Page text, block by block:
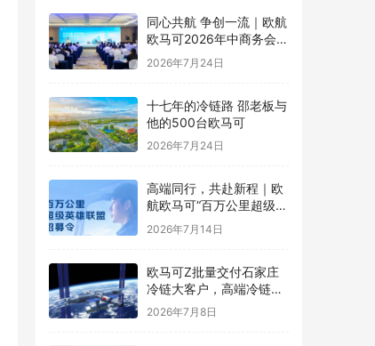
同心共航 争创一流｜欧航
欧马可2026年中商务会暨
战略研讨会圆满召开
2026年7月24日
十七年的冷链路 邵老板与
他的500台欧马可
2026年7月24日
高端同行，共赴新程｜欧
航欧马可“百万公里超级英
雄联盟”全球招募正式启动
2026年7月14日
欧马可Z批量交付石家庄
冷链大客户，高端冷链运
力赋能京津冀“鲜”锋物流
2026年7月8日